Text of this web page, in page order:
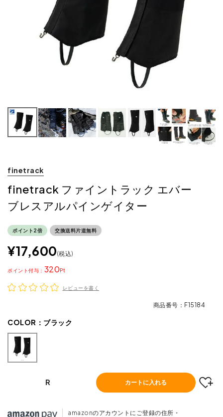
finetrack
finetrack ファイントラック エバー
ブレスアルパインゲイター
ポイント2倍 交換送料片道無料
¥17,600 税込
320
ポイント
レビューを書く
商品番号 F15184
COLOR： ブラック
R カートに入れる
amazonのアカウントにご登録の住所・